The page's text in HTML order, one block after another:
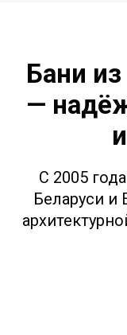
Бани из
—
С 2005
Беларуси и